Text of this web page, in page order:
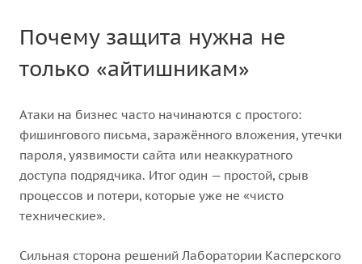
Почему защита нужна не
только «айтишникам»
Атаки на бизнес часто начинаются с простого:
фишингового письма, заражённого вложения, утечки
пароля, уязвимости сайта или неаккуратного
доступа подрядчика. Итог один — простой, срыв
процессов и потери, которые уже не «чисто
технические».
Сильная сторона решений Лаборатории Касперского